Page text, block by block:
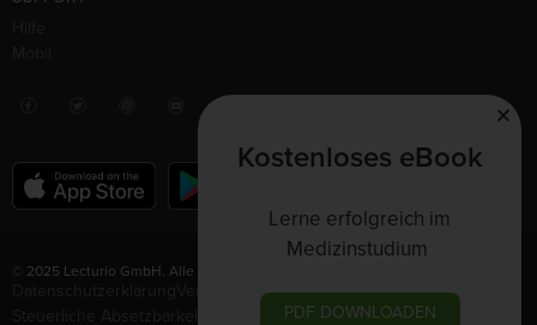
© 2025 Lecturio GmbH. Alle Rechte vorbehalten.
Vertrag widerrufenNutzungsbedingungen
Kostenloses eBook
Lerne erfolgreich im
Medizinstudium
PDF DOWNLOADEN